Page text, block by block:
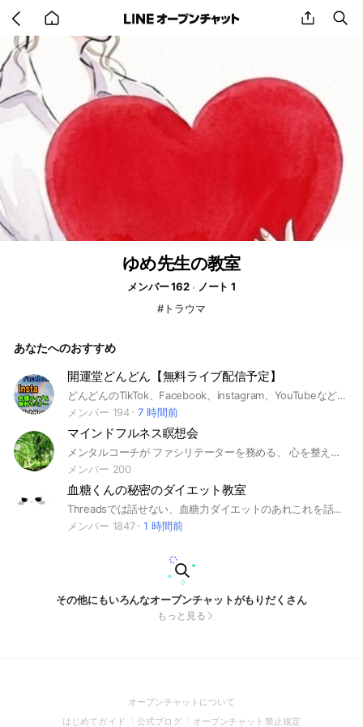
back
to
home
share
ゆめ先生の教室
メンバー 162
ノート 1
#トラウマ
あなたへのおすすめ
開運堂どんどん【無料ライブ配信予定】
どんどんのTikTok、Facebook、instagram、YouTubeなどで配信される最新ライブ情報をお知らせするオープンチャットです。
メンバー 194
7 時間前
マインドフルネス瞑想会
メンタルコーチが ファシリテーターを務める、 心を整えベストな1日を 送るための瞑想会です☀️ 毎週月水金 6:30~6:45の15分間で zoom開催中✨ ◎プログラム ①目覚めのストレッチ ②マインドフルネス瞑想 ③ベストな1日を送る心の問い ◎ポリシー 安心安全な場を提供し、 皆様の心と体の健康づくりを 目的とします。 ・ビデオオフ参加OK ・無言OK ・途中入退室OK ・自由参加
メンバー 200
血糖くんの秘密のダイエット教室
Threadsでは話せない、血糖力ダイエットのあれこれを話します🤫
メンバー 1847
1 時間前
その他にもいろんなオープンチャットがもりだくさん
もっと見る
オープンチャットについて
in
はじめてガイド (Open
公式ブログ (Open
オープンチャット禁止規定(Open